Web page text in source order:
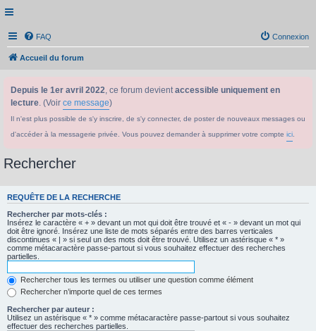
FAQ Connexion
Accueil du forum
Depuis le 1er avril 2022, ce forum devientaccessible uniquement en
lecture. (Voir ce message)
Il n'est plus possible de s'y inscrire, de s'y connecter, de poster de nouveaux messages ou
d'accéder à la messagerie privée. Vous pouvez demander à supprimer votre compte ici
Rechercher
REQUÊTE DE LA RECHERCHE
Rechercher par mots-clés :
Insérez le caractère « + » devant un mot qui doit être trouvé et « - » devant un mot qui
doit être ignoré. Insérez une liste de mots séparés entre des barres verticales
discontinues « | » si seul un des mots doit être trouvé. Utilisez un astérisque « * »
comme métacaractère passe-partout si vous souhaitez effectuer des recherches
partielles.
Rechercher tous les termes ou utiliser une question comme élément
Rechercher n’importe quel de ces termes
Rechercher par auteur :
Utilisez un astérisque « * » comme métacaractère passe-partout si vous souhaitez
effectuer des recherches partielles.